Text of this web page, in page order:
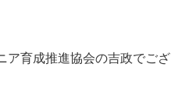
ア育成推進協会の吉政でござ